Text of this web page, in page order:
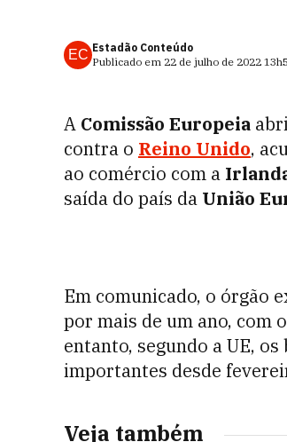
EC Estadão Conteúdo
Publicado em 22 de julho de 2022
A Comissão Europeia
contra o Reino Unido,
ao comércio com a
saída do país da União
Em comunicado, o órgão
por mais de um ano, com
entanto, segundo a UE,
importantes desde
Veja também